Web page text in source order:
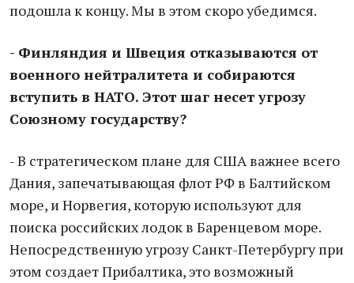
подошла к концу. Мы в этом скоро убедимся.
- Финляндия и Швеция отказываются от
военного нейтралитета и собираются
вступить в НАТО. Этот шаг несет угрозу
Союзному государству?
- В стратегическом плане для США важнее всего
Дания, запечатывающая флот РФ в Балтийском
море, и Норвегия, которую используют для
поиска российских лодок в Баренцевом море.
Непосредственную угрозу Санкт-Петербургу при
этом создает Прибалтика, это возможный